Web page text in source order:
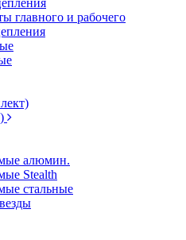
главного и рабочего
алюмин.
Stealth
стальные